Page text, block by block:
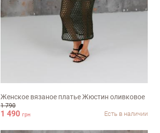
Женское вязаное платье Жюстин оливковое
1 790
1 490 грн Есть в наличии